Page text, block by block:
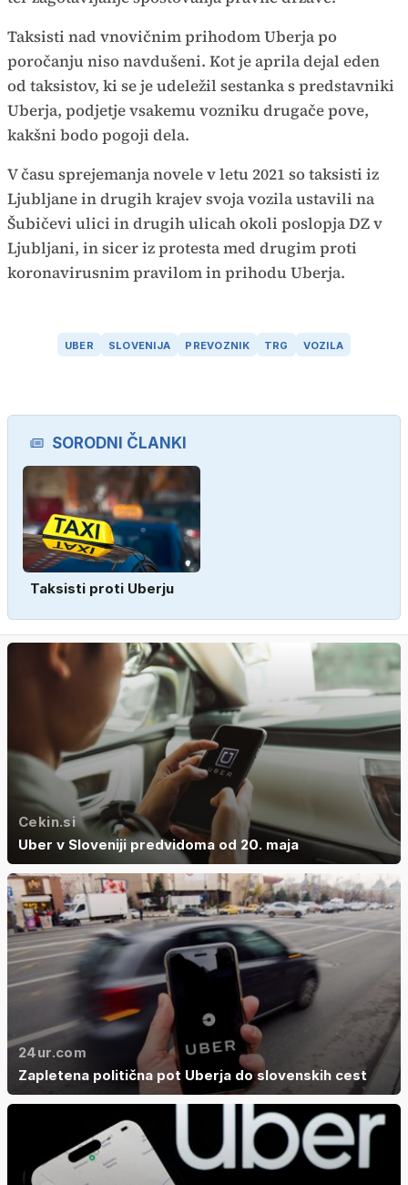
Taksisti nad vnovičnim prihodom Uberja po
poročanju niso navdušeni. Kot je aprila dejal eden
od taksistov, ki se je udeležil sestanka s predstavniki
Uberja, podjetje vsakemu vozniku drugače pove,
kakšni bodo pogoji dela.
V času sprejemanja novele v letu 2021 so taksisti iz
Ljubljane in drugih krajev svoja vozila ustavili na
Šubičevi ulici in drugih ulicah okoli poslopja DZ v
Ljubljani, in sicer iz protesta med drugim proti
koronavirusnim pravilom in prihodu Uberja.
UBER SLOVENIJA PREVOZNIK TRG VOZILA
SORODNI ČLANKI
Taksisti proti Uberju
Cekin.si
Uber v Sloveniji predvidoma od 20. maja
24ur.com
Zapletena politična pot Uberja do slovenskih cest